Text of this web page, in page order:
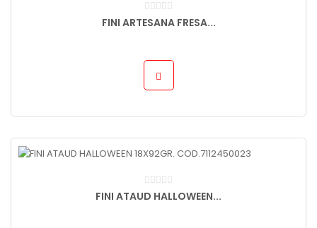
FINI ARTESANA FRESA...
FINI ATAUD HALLOWEEN...